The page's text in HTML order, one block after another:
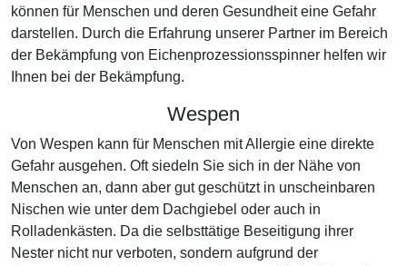
können für Menschen und deren Gesundheit eine Gefahr
darstellen. Durch die Erfahrung unserer Partner im Bereich
der Bekämpfung von Eichenprozessionsspinner helfen wir
Ihnen bei der Bekämpfung.
Wespen
Von Wespen kann für Menschen mit Allergie eine direkte
Gefahr ausgehen. Oft siedeln Sie sich in der Nähe von
Menschen an, dann aber gut geschützt in unscheinbaren
Nischen wie unter dem Dachgiebel oder auch in
Rolladenkästen. Da die selbsttätige Beseitigung ihrer
Nester nicht nur verboten, sondern aufgrund der